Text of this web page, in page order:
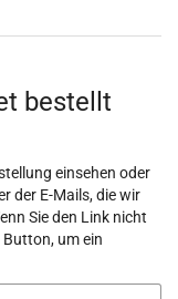
bestellt
einsehen oder
der E-Mails, die wir
Sie den Link nicht
um ein